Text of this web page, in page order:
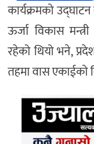
कार्यक्रमको
ऊर्जा विकास
रहेको थियो भने,
तहमा वास एकाईको